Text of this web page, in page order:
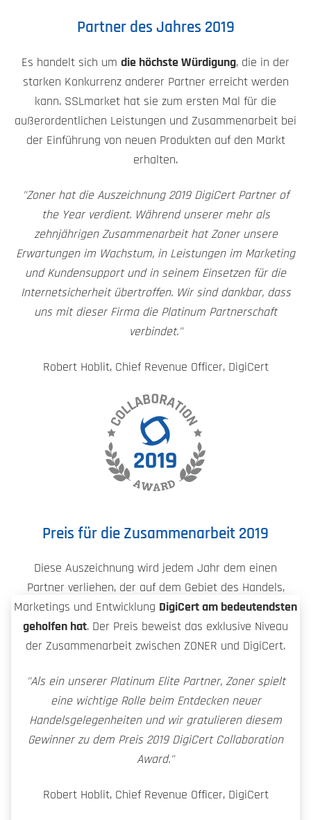
Partner des Jahres 2019
Es handelt sich um die höchste Würdigung, die in der
starken Konkurrenz anderer Partner erreicht werden
kann. SSLmarket hat sie zum ersten Mal für die
außerordentlichen Leistungen und Zusammenarbeit bei
der Einführung von neuen Produkten auf den Markt
erhalten.
"Zoner hat die Auszeichnung 2019 DigiCert Partner of
the Year verdient. Während unserer mehr als
zehnjährigen Zusammenarbeit hat Zoner unsere
Erwartungen im Wachstum, in Leistungen im Marketing
und Kundensupport und in seinem Einsetzen für die
Internetsicherheit übertroffen. Wir sind dankbar, dass
uns mit dieser Firma die Platinum Partnerschaft
verbindet."
Robert Hoblit, Chief Revenue Officer, DigiCert
Preis für die Zusammenarbeit 2019
Diese Auszeichnung wird jedem Jahr dem einen
Partner verliehen, der auf dem Gebiet des Handels,
Marketings und Entwicklung DigiCert am bedeutendsten
geholfen hat. Der Preis beweist das exklusive Niveau
der Zusammenarbeit zwischen ZONER und DigiCert.
"Als ein unserer Platinum Elite Partner, Zoner spielt
eine wichtige Rolle beim Entdecken neuer
Handelsgelegenheiten und wir gratulieren diesem
Gewinner zu dem Preis 2019 DigiCert Collaboration
Award."
Robert Hoblit, Chief Revenue Officer, DigiCert